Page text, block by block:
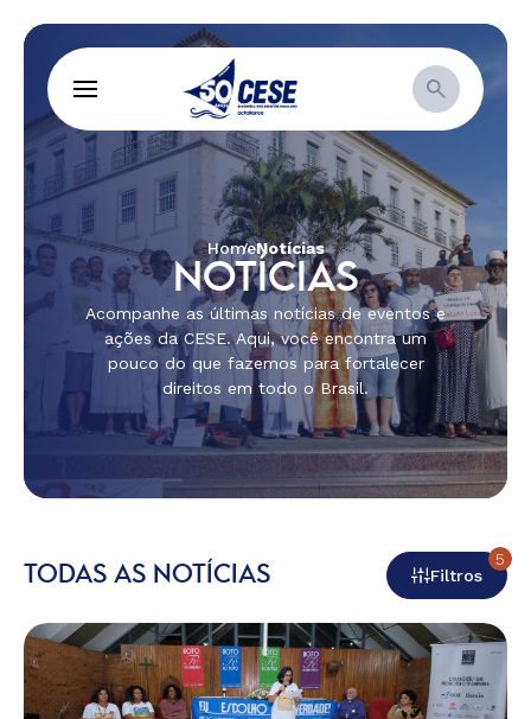
HomeNotícias
NOTÍCIAS
Acompanhe as últimas notícias de eventos e
ações da CESE. Aqui, você encontra um
pouco do que fazemos para fortalecer
direitos em todo o Brasil.
TODAS AS NOTÍCIAS Filtros
5